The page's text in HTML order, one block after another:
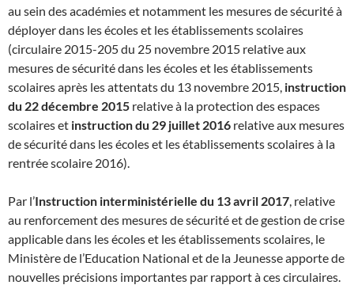
au sein des académies et notamment les mesures de sécurité à
déployer dans les écoles et les établissements scolaires
(circulaire 2015-205 du 25 novembre 2015 relative aux
mesures de sécurité dans les écoles et les établissements
scolaires après les attentats du 13 novembre 2015, instruction
du 22 décembre 2015 relative à la protection des espaces
scolaires et instruction du 29 juillet 2016 relative aux mesures
de sécurité dans les écoles et les établissements scolaires à la
rentrée scolaire 2016).
Par l’Instruction interministérielle du 13 avril 2017 , relative
au renforcement des mesures de sécurité et de gestion de crise
applicable dans les écoles et les établissements scolaires, le
Ministère de l’Education National et de la Jeunesse apporte de
nouvelles précisions importantes par rapport à ces circulaires.